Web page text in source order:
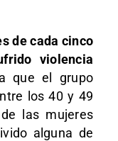
de cada cinco
violencia
que el grupo
los 40 y 49
las mujeres
alguna de